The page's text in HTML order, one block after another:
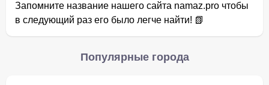
Запомните название нашего сайта namaz.pro чтобы
в следующий раз его было легче найти! 📗
Популярные города